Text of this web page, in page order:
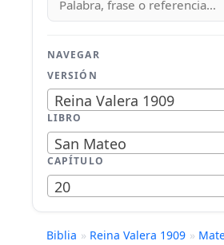
NAVEGAR
VERSIÓN
Reina Valera 1909
LIBRO
San Mateo
CAPÍTULO
20
Biblia » Reina Valera 1909 »